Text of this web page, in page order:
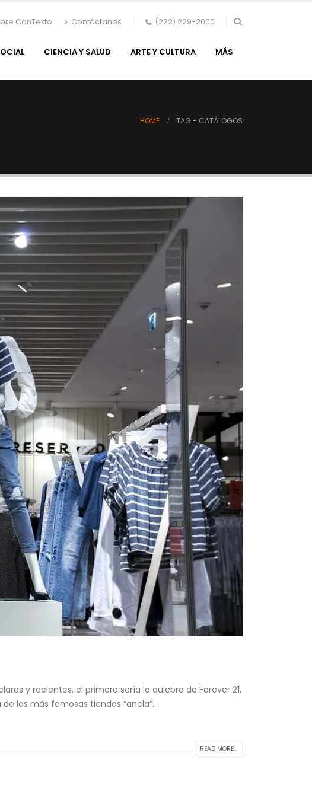
ConTexto Contáctanos (222) 229-2000
CIENCIA Y SALUD ARTE Y CULTURA MÁS
HOME TAG - CATÁLOGOS
y recientes, el primero sería la quiebra de Forever 21,
las más famosas tiendas “ancla”...
READ MORE...